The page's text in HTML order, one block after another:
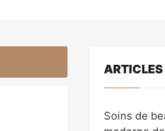
ARTICLES
Soins de